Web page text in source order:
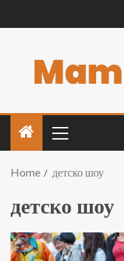
Home детско шоу
детско шоу